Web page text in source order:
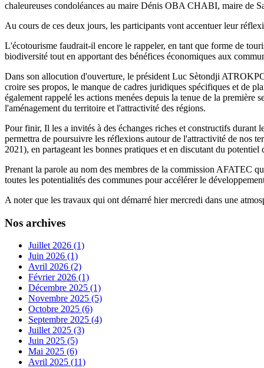
chaleureuses condoléances au maire Dénis OBA CHABI, maire de
Au cours de ces deux jours, les participants vont accentuer leur
L'écotourisme faudrait-il encore le rappeler, en tant que forme de
biodiversité tout en apportant des bénéfices économiques aux
Dans son allocution d'ouverture, le président Luc Sètondji
croire ses propos, le manque de cadres juridiques spécifiques et de
également rappelé les actions menées depuis la tenue de la
l'aménagement du territoire et l'attractivité des régions.
Pour finir, Il les a invités à des échanges riches et constructifs durant
permettra de poursuivre les réflexions autour de l'attractivité de nos
2021), en partageant les bonnes pratiques et en discutant du
Prenant la parole au nom des membres de la commission AFATEC
toutes les potentialités des communes pour accélérer le
A noter que les travaux qui ont démarré hier mercredi dans une
Nos archives
Juillet 2026 (1)
Juin 2026 (1)
Avril 2026 (2)
Février 2026 (1)
Décembre 2025 (1)
Novembre 2025 (5)
Octobre 2025 (6)
Septembre 2025 (4)
Juillet 2025 (3)
Juin 2025 (5)
Mai 2025 (6)
Avril 2025 (11)